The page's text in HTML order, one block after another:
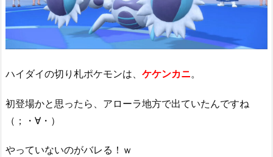
ハイダイの切り札ポケモンは、 ケケンカニ。
初登場かと思ったら、アローラ地方で出ていたんですね
（；・∀・）
やっていないのがバレる！ｗ